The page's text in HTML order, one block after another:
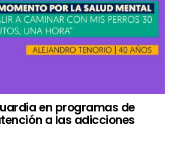
en programas de
a las adicciones